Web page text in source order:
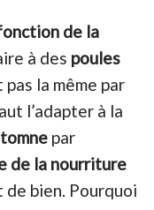
de la
à des poules
pas la même par
l’adapter à la
par
de la nourriture
bien. Pourquoi